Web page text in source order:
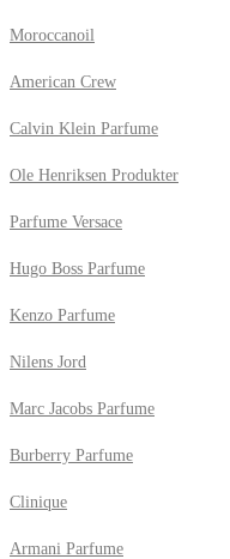
Moroccanoil
American Crew
Calvin Klein Parfume
Ole Henriksen Produkter
Parfume Versace
Hugo Boss Parfume
Kenzo Parfume
Nilens Jord
Marc Jacobs Parfume
Burberry Parfume
Clinique
Armani Parfume